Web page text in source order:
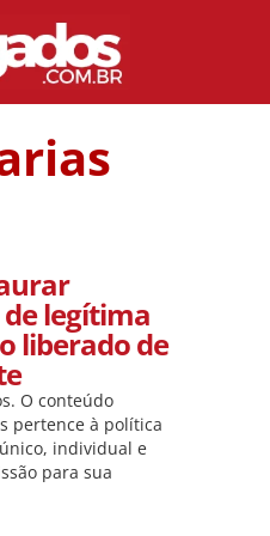
legítima
liberado de
O conteúdo
pertence à política
individual e
para sua